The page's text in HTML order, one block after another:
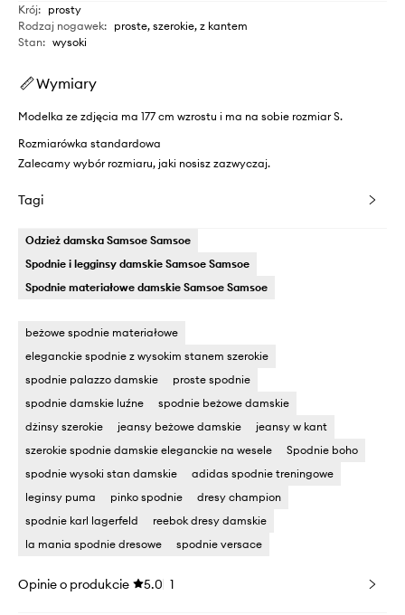
Krój: prosty
Rodzaj nogawek: proste, szerokie, z kantem
Stan: wysoki
Wymiary
Modelka ze zdjęcia ma 177 cm wzrostu i ma na sobie rozmiar S.
Rozmiarówka standardowa
Zalecamy wybór rozmiaru, jaki nosisz zazwyczaj.
Tagi
Odzież damska Samsoe Samsoe
Spodnie i legginsy damskie Samsoe Samsoe
Spodnie materiałowe damskie Samsoe Samsoe
beżowe spodnie materiałowe
eleganckie spodnie z wysokim stanem szerokie
spodnie palazzo damskie
proste spodnie
spodnie damskie luźne
spodnie beżowe damskie
dżinsy szerokie
jeansy beżowe damskie
jeansy w kant
szerokie spodnie damskie eleganckie na wesele
Spodnie boho
spodnie wysoki stan damskie
adidas spodnie treningowe
leginsy puma
pinko spodnie
dresy champion
spodnie karl lagerfeld
reebok dresy damskie
la mania spodnie dresowe
spodnie versace
Opinie o produkcie 5.0 1